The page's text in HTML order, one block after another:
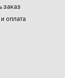
заказ
оплата